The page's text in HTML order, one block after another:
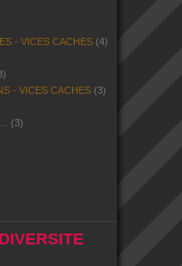
- VICES CACHES (4)
- VICES CACHES (3)
(3)